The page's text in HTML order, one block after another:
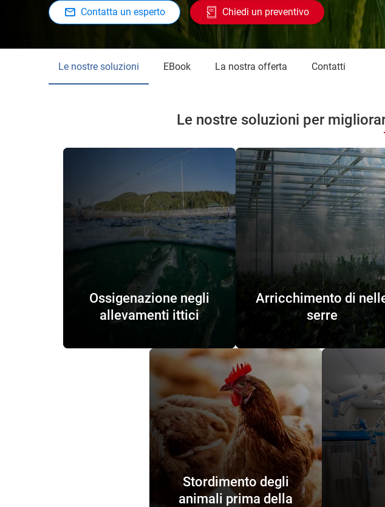
Contatta un esperto Chiedi un preventivo
Le nostre soluzioni eBook La nostra offerta Contatti
Le nostre soluzioni per
Ossigenazione negli
allevamenti ittici
Arricchimento di
serre
Stordimento degli
animali prima della